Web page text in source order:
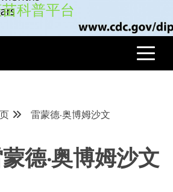
科普平台
雷蒙德·奥博姆沙文
德·奥博姆沙文